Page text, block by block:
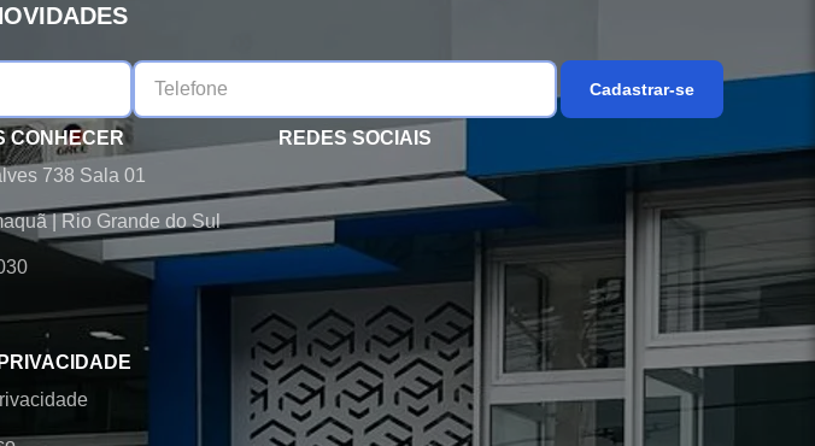
Cadastrar-se
CONHECER
738 Sala 01
| Rio Grande do Sul
REDES SOCIAIS